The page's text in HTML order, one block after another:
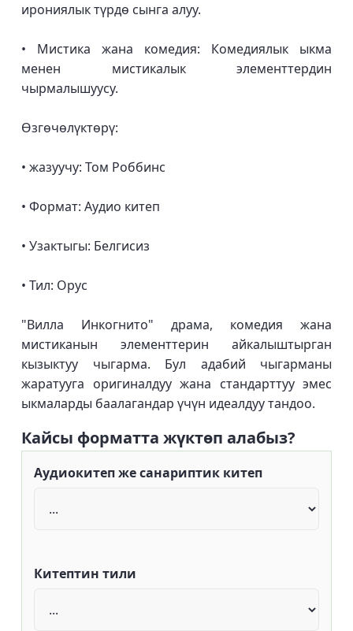
ирониялык түрдө сынга алуу.
• Мистика жана комедия: Комедиялык ыкма
менен мистикалык элементтердин
чырмалышуусу.
Өзгөчөлүктөрү:
• жазуучу: Том Роббинс
• Формат: Аудио китеп
• Узактыгы: Белгисиз
• Тил: Орус
"Вилла Инкогнито" драма, комедия жана
мистиканын элементтерин айкалыштырган
кызыктуу чыгарма. Бул адабий чыгарманы
жаратууга оригиналдуу жана стандарттуу эмес
ыкмаларды баалагандар үчүн идеалдуу тандоо.
Кайсы форматта жүктөп алабыз?
Аудиокитеп же санариптик китеп
Китептин тили